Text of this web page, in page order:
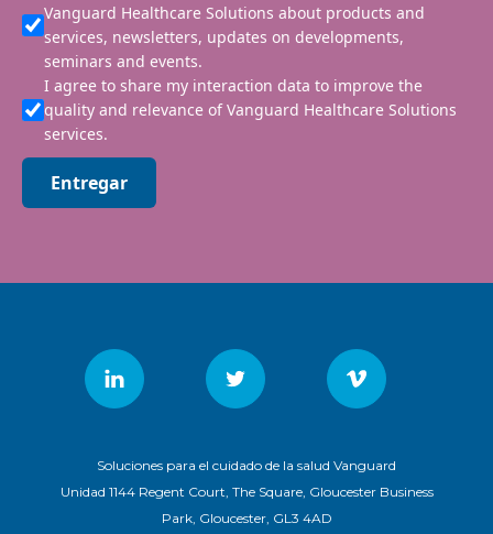
Vanguard Healthcare Solutions about products and
services, newsletters, updates on developments,
seminars and events.
I agree to share my interaction data to improve the
quality and relevance of Vanguard Healthcare Solutions
services.
Entregar
Soluciones para el cuidado de la salud Vanguard
Unidad 1144 Regent Court, The Square, Gloucester Business
Park, Gloucester, GL3 4AD